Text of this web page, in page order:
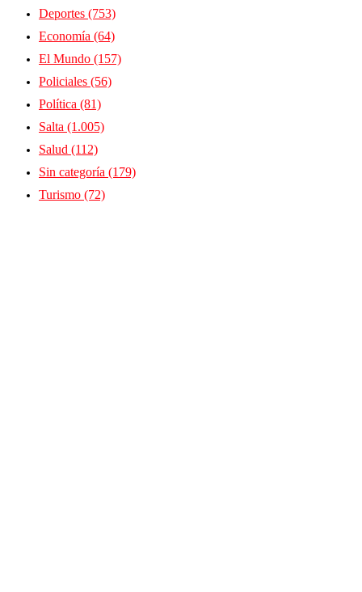
Deportes (753)
Economía (64)
El Mundo (157)
Policiales (56)
Política (81)
Salta (1.005)
Salud (112)
Sin categoría (179)
Turismo (72)